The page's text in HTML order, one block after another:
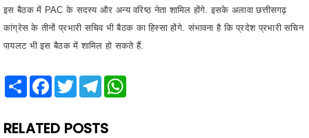
पायलट भी इस बैठक में शामिल हो सकते हैं.
Share Facebook
TwitterTelegramWhatsApp
RELATED POSTS
Previous